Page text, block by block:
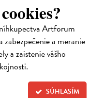
Artforum
zabezpečenie a meranie
a zaistenie vášho
SÚHLASÍM